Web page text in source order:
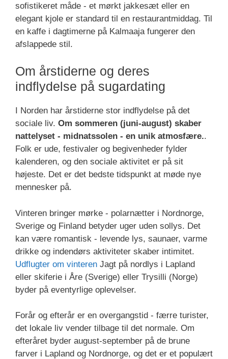
sofistikeret måde - et mørkt jakkesæt eller en
elegant kjole er standard til en restaurantmiddag. Til
en kaffe i dagtimerne på Kalmaaja fungerer den
afslappede stil.
Om årstiderne og deres
indflydelse på sugardating
I Norden har årstiderne stor indflydelse på det
sociale liv. Om sommeren (juni-august) skaber
nattelyset - midnatssolen - en unik atmosfære..
Folk er ude, festivaler og begivenheder fylder
kalenderen, og den sociale aktivitet er på sit
højeste. Det er det bedste tidspunkt at møde nye
mennesker på.
Vinteren bringer mørke - polarnætter i Nordnorge,
Sverige og Finland betyder uger uden sollys. Det
kan være romantisk - levende lys, saunaer, varme
drikke og indendørs aktiviteter skaber intimitet.
Udflugter om vinteren Jagt på nordlys i Lapland
eller skiferie i Åre (Sverige) eller Trysilli (Norge)
byder på eventyrlige oplevelser.
Forår og efterår er en overgangstid - færre turister,
det lokale liv vender tilbage til det normale. Om
efteråret byder august-september på de brune
farver i Lapland og Nordnorge, og det er et populært